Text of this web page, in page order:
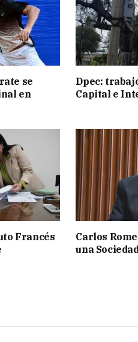
se
en
Dpec:
Capital e
Francés
Carlos
una